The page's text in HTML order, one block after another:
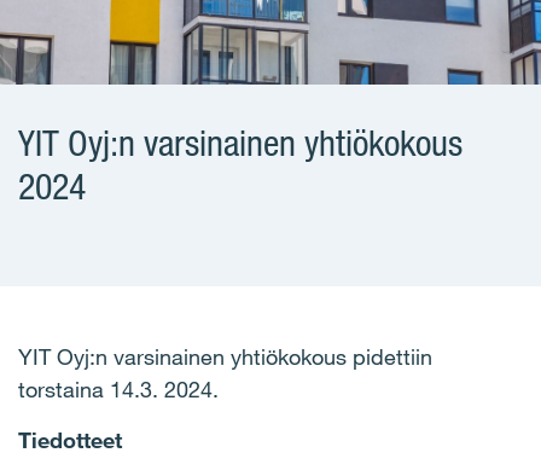
YIT Oyj:n varsinainen yhtiökokous
2024
YIT Oyj:n varsinainen yhtiökokous pidettiin
torstaina 14.3. 2024.
Tiedotteet